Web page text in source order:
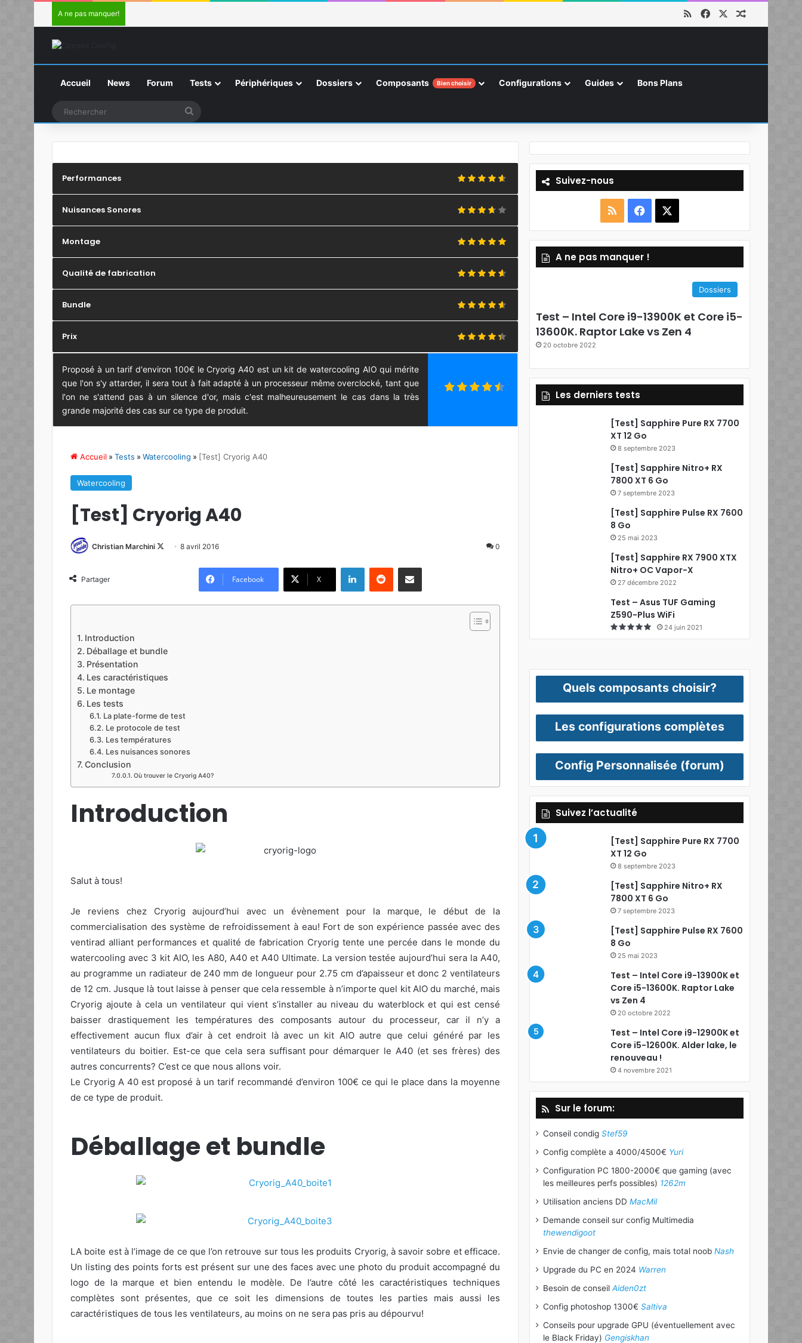
A ne pas manquer! RSS Facebook
Accueil News Forum Tests Périphériques Dossiers Composants Bien choisir Configurations Guides Bons Plans
Performances
Nuisances Sonores
Montage
Qualité de fabrication
Bundle
Prix
Proposé à un tarif d'environ 100€ le Cryorig A40 est un kit de watercooling AIO qui mérite
que l'on s'y attarder, il sera tout à fait adapté à un processeur même overclocké, tant que
l'on ne s'attend pas à un silence d'or, mais c'est malheureusement le cas dans la très
grande majorité des cas sur ce type de produit.
Accueil » Tests » Watercooling » [Test] Cryorig A40
Watercooling
[Test] Cryorig A40
Christian Marchini
o
8 avril 2016 0
Partager Facebook X
Linkedin Reddit Pargater via Email
Introduction
Déballage et bundle
Présentation
Les caractéristiques
Le montage
Les tests
La plate-forme de test
Le protocole de test
Les températures
Les nuisances sonores
Conclusion
Où trouver le Cryorig A40?
Introduction
Salut à tous!
Je reviens chez Cryorig aujourd’hui avec un évènement pour la marque, le début de la
commercialisation des système de refroidissement à eau! Fort de son expérience passée avec des
ventirad alliant performances et qualité de fabrication Cryorig tente une percée dans le monde du
watercooling avec 3 kit AIO, les A80, A40 et A40 Ultimate. La version testée aujourd’hui sera la A40,
au programme un radiateur de 240 mm de longueur pour 2.75 cm d’apaisseur et donc 2 ventilateurs
de 12 cm. Jusque là tout laisse à penser que cela ressemble à n’importe quel kit AIO du marché, mais
Cryorig ajoute à cela un ventilateur qui vient s’installer au niveau du waterblock et qui est censé
baisser drastiquement les températures des composants autour du processeur, car il n’y a
effectivement aucun flux d’air à cet endroit là avec un kit AIO autre que celui généré par les
ventilateurs du boitier. Est-ce que cela sera suffisant pour démarquer le A40 (et ses frères) des
autres concurrents? C’est ce que nous allons voir.
Le Cryorig A 40 est proposé à un tarif recommandé d’environ 100€ ce qui le place dans la moyenne
de ce type de produit.
Déballage et bundle
LA boite est à l’image de ce que l’on retrouve sur tous les produits Cryorig, à savoir sobre et efficace.
Un listing des points forts est présent sur une des faces avec une photo du produit accompagné du
logo de la marque et bien entendu le modèle. De l’autre côté les caractéristiques techniques
complètes sont présentes, que ce soit les dimensions de toutes les parties mais aussi les
caractéristiques de tous les ventilateurs, au moins on ne sera pas pris au dépourvu!
Suivez-nous
S
S
a
c
o
k
A ne pas manquer !
Dossiers
Test – Intel Core i9-13900K et Core i5-
13600K. Raptor Lake vs Zen 4
20 octobre 2022
Les derniers tests
[Test] Sapphire Pure RX 7700
XT 12 Go
8 septembre 2023
[Test] Sapphire Nitro+ RX
7800 XT 6 Go
7 septembre 2023
[Test] Sapphire Pulse RX 7600
8 Go
25 mai 2023
[Test] Sapphire RX 7900 XTX
Nitro+ OC Vapor-X
27 décembre 2022
Test – Asus TUF Gaming
Z590-Plus WiFi
24 juin 2021
Quels composants choisir?
Les configurations complètes
Config Personnalisée (forum)
Suivez l’actualité
[Test] Sapphire Pure RX 7700
XT 12 Go
8 septembre 2023
[Test] Sapphire Nitro+ RX
7800 XT 6 Go
7 septembre 2023
[Test] Sapphire Pulse RX 7600
8 Go
25 mai 2023
Test – Intel Core i9-13900K et
Core i5-13600K. Raptor Lake
vs Zen 4
20 octobre 2022
Test – Intel Core i9-12900K et
Core i5-12600K. Alder lake, le
renouveau !
4 novembre 2021
Sur le forum:
Conseil condig Stef59
Config complète a 4000/4500€ Yuri
Configuration PC 1800-2000€ que gaming (avec
les meilleures perfs possibles) 1262m
Utilisation anciens DD MacMil
Demande conseil sur config Multimedia
thewendigoot
Envie de changer de config, mais total noob Nash
Upgrade du PC en 2024 Warren
Besoin de conseil Aiden0zt
Config photoshop 1300€ Saltiva
Conseils pour upgrade GPU (éventuellement avec
le Black Friday) Gengiskhan